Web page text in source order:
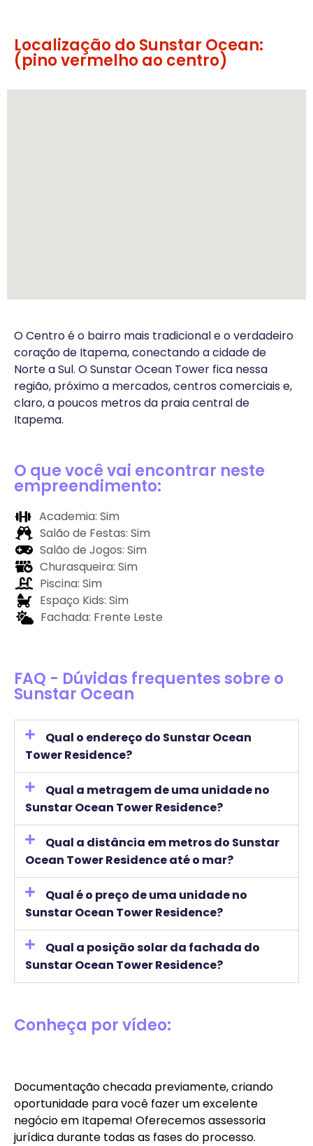
Localização do Sunstar Ocean:
(pino vermelho ao centro)
O Centro é o bairro mais tradicional e o verdadeiro
coração de Itapema, conectando a cidade de
Norte a Sul. O Sunstar Ocean Tower fica nessa
região, próximo a mercados, centros comerciais e,
claro, a poucos metros da praia central de
Itapema.
O que você vai encontrar neste
empreendimento:
Academia: Sim
Salão de Festas: Sim
Salão de Jogos: Sim
Churasqueira: Sim
Piscina: Sim
Espaço Kids: Sim
Fachada: Frente Leste
FAQ - Dúvidas frequentes sobre o
Sunstar Ocean
Qual o endereço do Sunstar Ocean
Tower Residence?
Qual a metragem de uma unidade no
Sunstar Ocean Tower Residence?
Qual a distância em metros do Sunstar
Ocean Tower Residence até o mar?
Qual é o preço de uma unidade no
Sunstar Ocean Tower Residence?
Qual a posição solar da fachada do
Sunstar Ocean Tower Residence?
Conheça por vídeo:
Documentação checada previamente, criando
oportunidade para você fazer um excelente
negócio em Itapema! Oferecemos assessoria
jurídica durante todas as fases do processo.